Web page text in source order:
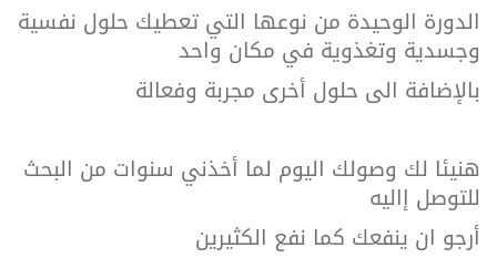
الدورة الوحيدة من نوعها التي تعطيك حلول نفسية
وجسدية وتغذوية في مكان واحد
بالإضافة الى حلول أخرى مجربة وفعالة
هنيئا لك وصولك اليوم لما أخذني سنوات من البحث
للتوصل إاليه
أرجو ان ينفعك كما نفع الكثيرين